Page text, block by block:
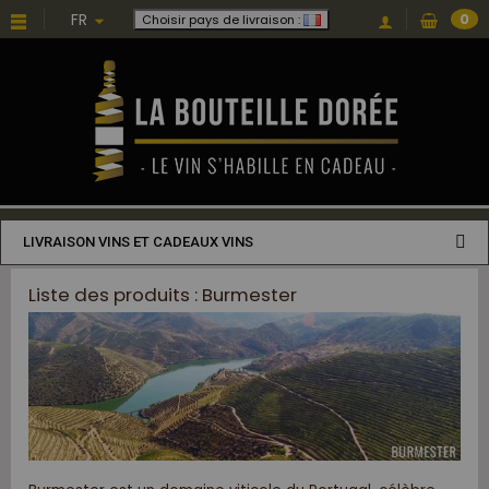
FR Choisir pays de livraison : 0
LIVRAISON VINS ET CADEAUX VINS
Liste des produits : Burmester